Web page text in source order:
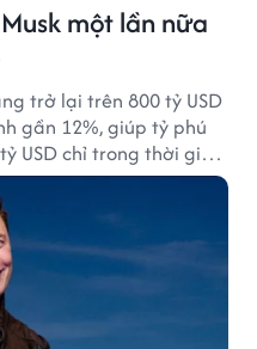
một lần nữa
trở lại trên 800 tỷ USD
gần 12%, giúp tỷ phú
USD chỉ trong thời gian